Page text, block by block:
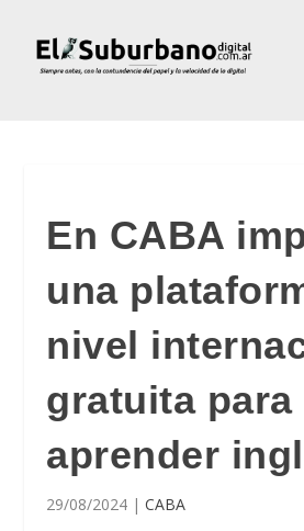
En CABA
una
nivel
gratuita para
aprender
29/08/2024 |CABA